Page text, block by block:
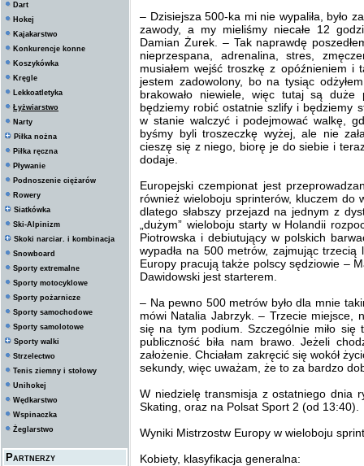
Dart
Hokej
Kajakarstwo
Konkurencje konne
Koszykówka
Kręgle
Lekkoatletyka
Łyżwiarstwo
Narty
Piłka nożna
Piłka ręczna
Pływanie
Podnoszenie ciężarów
Rowery
Siatkówka
Ski-Alpinizm
Skoki narciar. i kombinacja
Snowboard
Sporty extremalne
Sporty motocyklowe
Sporty pożarnicze
Sporty samochodowe
Sporty samolotowe
Sporty walki
Strzelectwo
Tenis ziemny i stołowy
Unihokej
Wędkarstwo
Wspinaczka
Żeglarstwo
Partnerzy
– Dzisiejsza 500-ka mi nie wypaliła, było
zawody, a my mieliśmy niecałe 12
Damian Żurek. – Tak naprawdę
nieprzespana, adrenalina, stres,
musiałem wejść troszkę z opóźnieniem
jestem zadowolony, bo na tysiąc
brakowało niewiele, więc tutaj są
będziemy robić ostatnie szlify i będziemy
w stanie walczyć i podejmować walkę,
byśmy byli troszeczkę wyżej, ale nie
cieszę się z niego, biorę je do siebie i
dodaje.
Europejski czempionat jest
również wieloboju sprinterów, kluczem do
dlatego słabszy przejazd na jednym z
„dużym” wieloboju starty w Holandii
Piotrowska i debiutujący w polskich
wypadła na 500 metrów, zajmując
Europy pracują także polscy sędziowie –
Dawidowski jest starterem.
– Na pewno 500 metrów było dla mnie
mówi Natalia Jabrzyk. – Trzecie miejsce,
się na tym podium. Szczególnie miło się
publiczność biła nam brawo. Jeżeli
założenie. Chciałam zakręcić się wokół
sekundy, więc uważam, że to za bardzo
W niedzielę transmisja z ostatniego dnia
Skating, oraz na Polsat Sport 2 (od 13:40).
Wyniki Mistrzostw Europy w wieloboju
Kobiety, klasyfikacja generalna: